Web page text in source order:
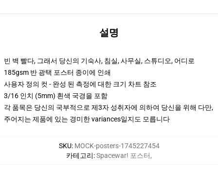
설명
빈 벽 빨다, 그래서 당신의 기숙사, 침실, 사무실, 스튜디오, 어디로
185gsm 반 광택 포스터 종이에 인쇄
사용자 정의 컷 - 완성 된 측정에 대한 크기 차트 참조
3/16 인치 (5mm) 흰색 국경을 포함
각 품목은 당신의 국부적으로 제3자 성취자에 의하여 당신을 위해 다만,
주어지는 제품에 있는 경미한 variances일지도 모릅니다
SKU: MOCK-posters-1745227454
카테고리:Spacewar! 포스터,